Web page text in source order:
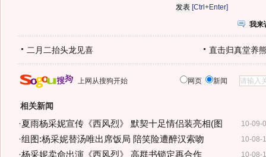
[Ctrl+Enter]
我来
二月二抬头龙见喜 直击归真堂养
上网从搜狗开始 网页 新闻
相关新闻
10-09-
·夏雨杨采妮宣传《西风烈》 默契十足情侣装亮相(图
10-08-
·组图:杨采妮替汤唯出席饭局 陪笑险遭醉汉索吻
10-08-
·杨采妮卖命出演《西风烈》 高群书锁定再合作